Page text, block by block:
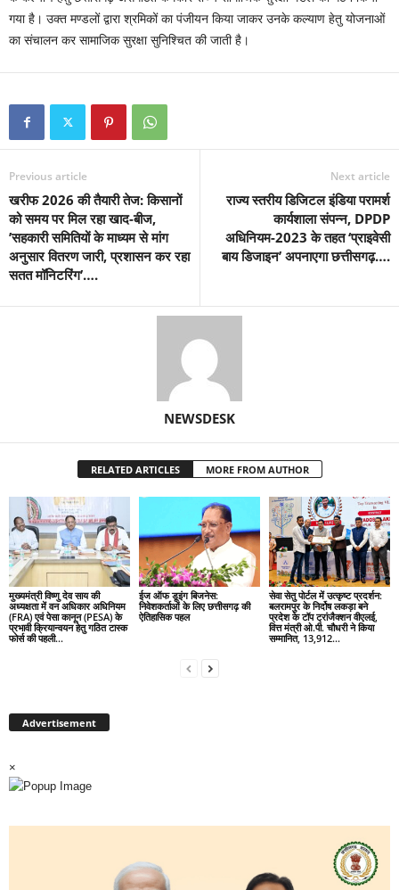
गया है। उक्त मण्डलों द्वारा श्रमिकों का पंजीयन किया जाकर उनके कल्याण हेतु योजनाओं
का संचालन कर सामाजिक सुरक्षा सुनिश्चित की जाती है।
Previous article
खरीफ 2026 की तैयारी तेज: किसानों
को समय पर मिल रहा खाद-बीज,
’सहकारी समितियों के माध्यम से मांग
अनुसार वितरण जारी, प्रशासन कर रहा
सतत मॉनिटरिंग’….
Next article
राज्य स्तरीय डिजिटल इंडिया परामर्श
कार्यशाला संपन्न, DPDP
अधिनियम-2023 के तहत ‘प्राइवेसी
बाय डिजाइन’ अपनाएगा छत्तीसगढ़….
NEWSDESK
RELATED ARTICLES MORE FROM AUTHOR
मुख्यमंत्री विष्णु देव साय की
अध्यक्षता में वन अधिकार अधिनियम
(FRA) एवं पेसा कानून (PESA) के
प्रभावी क्रियान्वयन हेतु गठित टास्क
फोर्स की पहली...
ईज ऑफ डूइंग बिजनेस:
निवेशकर्ताओं के लिए छत्तीसगढ़ की
ऐतिहासिक पहल
सेवा सेतु पोर्टल में उत्कृष्ट प्रदर्शन:
बलरामपुर के निर्दोष लकड़ा बने
प्रदेश के टॉप ट्रांजैक्शन वीएलई,
वित्त मंत्री ओ.पी. चौधरी ने किया
सम्मानित, 13,912...
Advertisement
×